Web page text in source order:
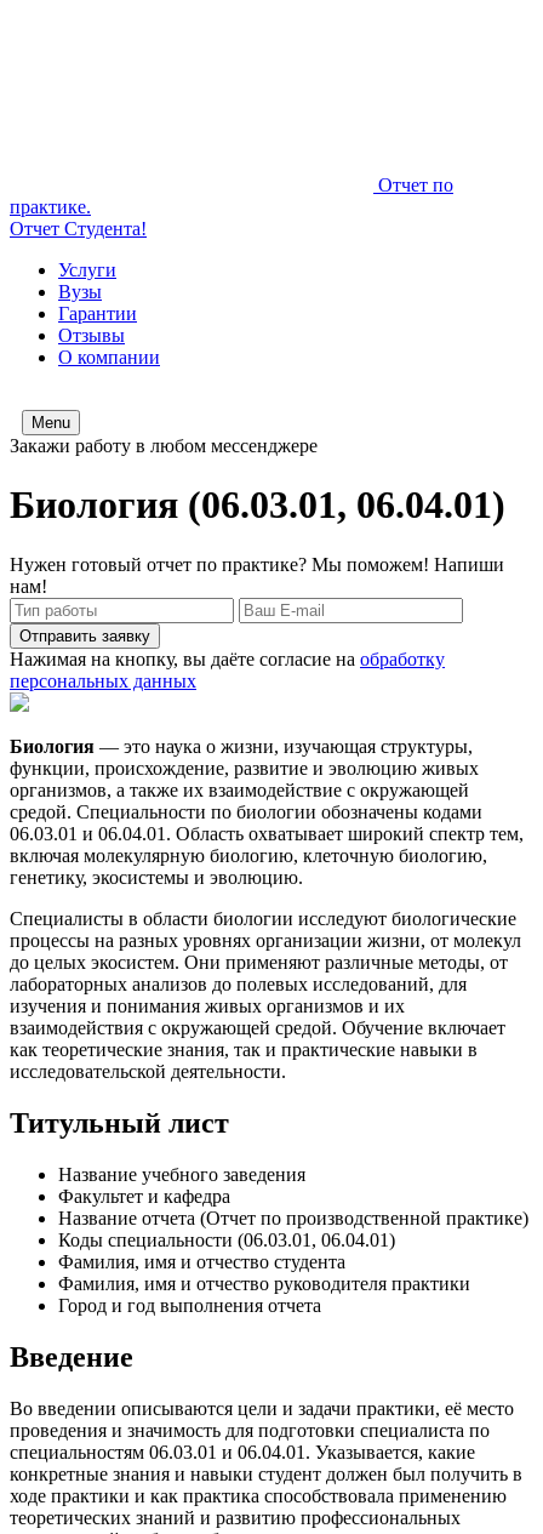
Отчет по
практике.
Отчет Студента!
Услуги
Вузы
Гарантии
Отзывы
О компании
Menu
Закажи работу в любом мессенджере
Биология (06.03.01, 06.04.01)
Нужен готовый отчет по практике? Мы поможем! Напиши
нам!
Отправить заявку
Нажимая на кнопку, вы даёте согласие на обработку
персональных данных
Биология — это наука о жизни, изучающая структуры,
функции, происхождение, развитие и эволюцию живых
организмов, а также их взаимодействие с окружающей
средой. Специальности по биологии обозначены кодами
06.03.01 и 06.04.01. Область охватывает широкий спектр тем,
включая молекулярную биологию, клеточную биологию,
генетику, экосистемы и эволюцию.
Специалисты в области биологии исследуют биологические
процессы на разных уровнях организации жизни, от молекул
до целых экосистем. Они применяют различные методы, от
лабораторных анализов до полевых исследований, для
изучения и понимания живых организмов и их
взаимодействия с окружающей средой. Обучение включает
как теоретические знания, так и практические навыки в
исследовательской деятельности.
Титульный лист
Название учебного заведения
Факультет и кафедра
Название отчета (Отчет по производственной практике)
Коды специальности (06.03.01, 06.04.01)
Фамилия, имя и отчество студента
Фамилия, имя и отчество руководителя практики
Город и год выполнения отчета
Введение
Во введении описываются цели и задачи практики, её место
проведения и значимость для подготовки специалиста по
специальностям 06.03.01 и 06.04.01. Указывается, какие
конкретные знания и навыки студент должен был получить в
ходе практики и как практика способствовала применению
теоретических знаний и развитию профессиональных